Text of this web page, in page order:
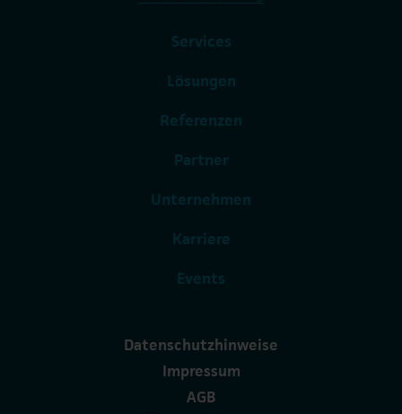
Services
Lösungen
Referenzen
Partner
Unternehmen
Karriere
Events
Datenschutzhinweise
Impressum
AGB